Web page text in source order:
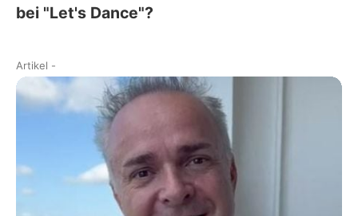
bei "Let's Dance"?
Artikel -